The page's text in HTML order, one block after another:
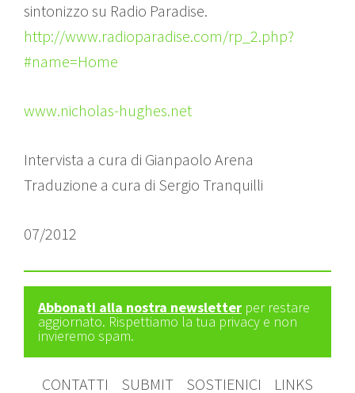
sintonizzo su Radio Paradise.
http://www.radioparadise.com/rp_2.php?
#name=Home
www.nicholas-hughes.net
Intervista a cura di Gianpaolo Arena
Traduzione a cura di Sergio Tranquilli
07/2012
Abbonati alla nostra newsletter per restare
aggiornato. Rispettiamo la tua privacy e non
invieremo spam.
CONTATTI SUBMIT SOSTIENICI LINKS